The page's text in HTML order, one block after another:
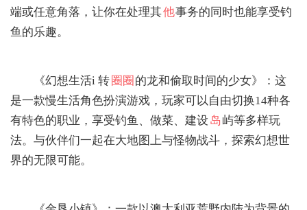
端或任意角落，让你在处理其他事务的同时也能享受钓
鱼的乐趣。
‌《幻想生活i 转 圈圈 的龙和偷取时间的少女》‌：这
是一款慢生活角色扮演游戏，玩家可以自由切换14种各
有特色的职业，享受钓鱼、做菜、建设 岛 屿等多样玩
法。与伙伴们一起在大地图上与怪物战斗，探索幻想世
界的无限可能。